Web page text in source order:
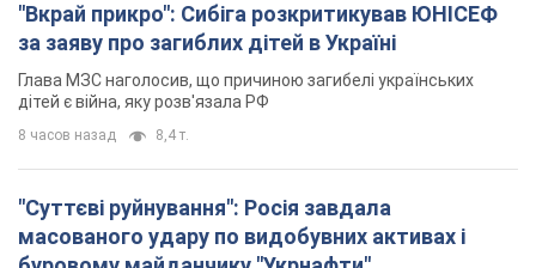
"Вкрай прикро": Сибіга розкритикував ЮНІСЕФ
за заяву про загиблих дітей в Україні
Глава МЗС наголосив, що причиною загибелі українських
дітей є війна, яку розв'язала РФ
8 часов назад 8,4 т.
"Суттєві руйнування": Росія завдала
масованого удару по видобувних активах і